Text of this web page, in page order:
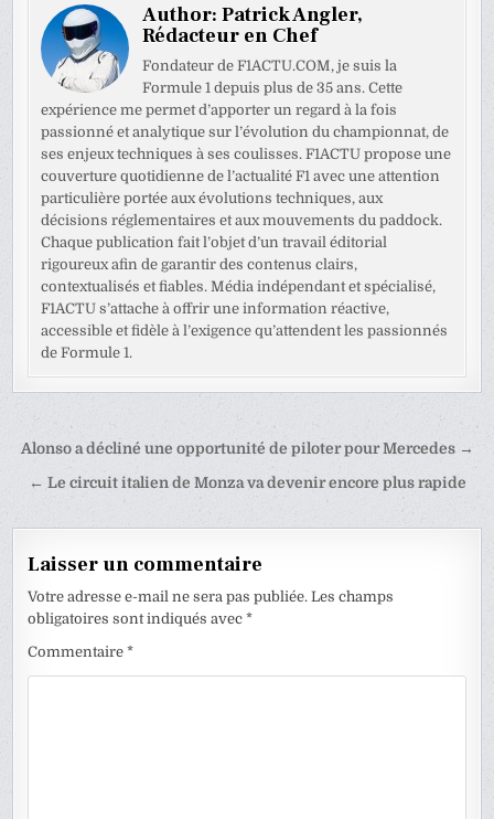
Author:Patrick Angler,
Rédacteur en Chef
Fondateur de F1ACTU.COM, je suis la
Formule 1 depuis plus de 35 ans. Cette
expérience me permet d’apporter un regard à la fois
passionné et analytique sur l’évolution du championnat, de
ses enjeux techniques à ses coulisses. F1ACTU propose une
couverture quotidienne de l’actualité F1 avec une attention
particulière portée aux évolutions techniques, aux
décisions réglementaires et aux mouvements du paddock.
Chaque publication fait l’objet d’un travail éditorial
rigoureux afin de garantir des contenus clairs,
contextualisés et fiables. Média indépendant et spécialisé,
F1ACTU s’attache à offrir une information réactive,
accessible et fidèle à l’exigence qu’attendent les passionnés
de Formule 1.
Navigation
de
Alonso a décliné une opportunité de piloter pour Mercedes →
← Le circuit italien de Monza va devenir encore plus rapide
Laisser un commentaire
Votre adresse e-mail ne sera pas publiée. Les champs
obligatoires sont indiqués avec*
Commentaire*